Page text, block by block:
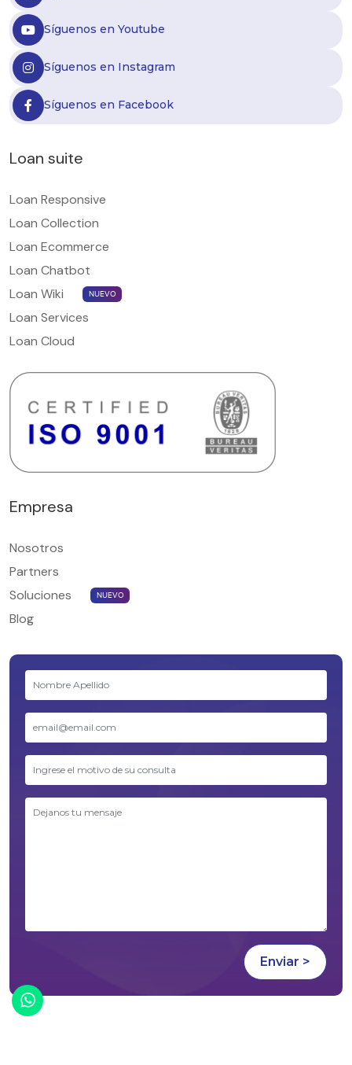
Síguenos en Youtube
Síguenos en Instagram
Síguenos en Facebook
Loan suite
Loan Responsive
Loan Collection
Loan Ecommerce
Loan Chatbot
Loan Wiki
NUEVO
Loan Services
Loan Cloud
Empresa
Nosotros
Partners
Soluciones
NUEVO
Blog
¡Chatea con nosotros!